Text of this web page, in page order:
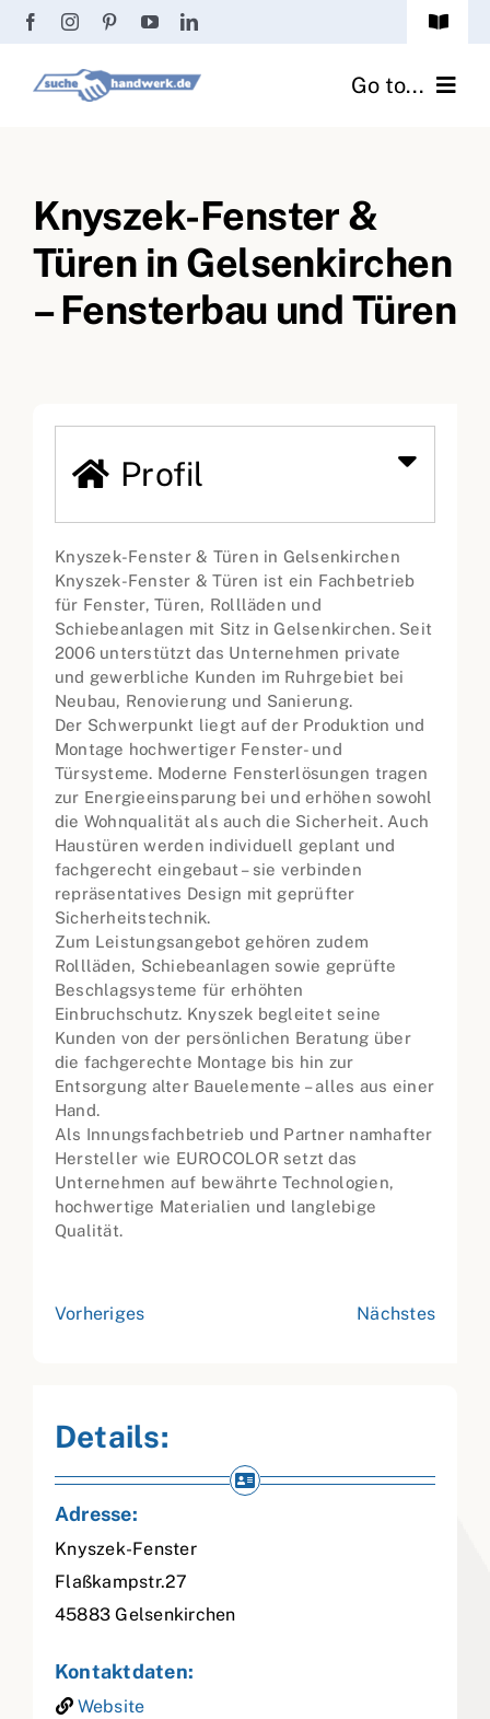
Zum
springen
Toggle
Passwort vergessen? Go to...
Fliesenrechner
Handwerker Ratgeber
Knyszek-Fenster &
Türen in Gelsenkirchen
– Fensterbau und Türen
Profil
Knyszek-Fenster & Türen in Gelsenkirchen
Knyszek-Fenster & Türen ist ein Fachbetrieb
für Fenster, Türen, Rollläden und
Schiebeanlagen mit Sitz in Gelsenkirchen. Seit
2006 unterstützt das Unternehmen private
und gewerbliche Kunden im Ruhrgebiet bei
Neubau, Renovierung und Sanierung.
Der Schwerpunkt liegt auf der Produktion und
Montage hochwertiger Fenster- und
Türsysteme. Moderne Fensterlösungen tragen
zur Energieeinsparung bei und erhöhen sowohl
die Wohnqualität als auch die Sicherheit. Auch
Haustüren werden individuell geplant und
fachgerecht eingebaut – sie verbinden
repräsentatives Design mit geprüfter
Sicherheitstechnik.
Zum Leistungsangebot gehören zudem
Rollläden, Schiebeanlagen sowie geprüfte
Beschlagsysteme für erhöhten
Einbruchschutz. Knyszek begleitet seine
Kunden von der persönlichen Beratung über
die fachgerechte Montage bis hin zur
Entsorgung alter Bauelemente – alles aus einer
Hand.
Als Innungsfachbetrieb und Partner namhafter
Hersteller wie EUROCOLOR setzt das
Unternehmen auf bewährte Technologien,
hochwertige Materialien und langlebige
Qualität.
Vorheriges Nächstes
Details:
Adresse:
Knyszek-Fenster
Flaßkampstr.27
45883 Gelsenkirchen
Kontaktdaten:
Website